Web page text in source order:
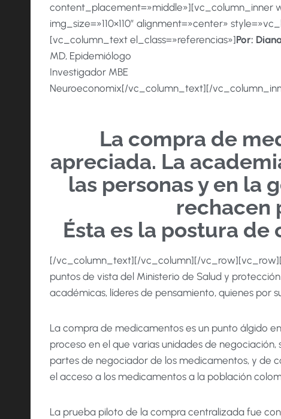
content_placement=»middle»][vc_column_inner
img_size=»110×110″ alignment=»center»
[vc_column_text el_class=»referencias»]Por:
MD, Epidemiólogo
Investigador MBE
Neuroeconomix[/vc_column_text][/
La compra de
apreciada. La
las personas y en la
rechacen
Ésta es la postura
[/vc_column_text][/vc_column][/
puntos de vista del Ministerio de Salud y
académicas, líderes de pensamiento, quienes por
La compra de medicamentos es un punto álgido
proceso en el que varias unidades de
partes de negociador de los medicamentos, y de
el acceso a los medicamentos a la población
La prueba piloto de la compra centralizada fue